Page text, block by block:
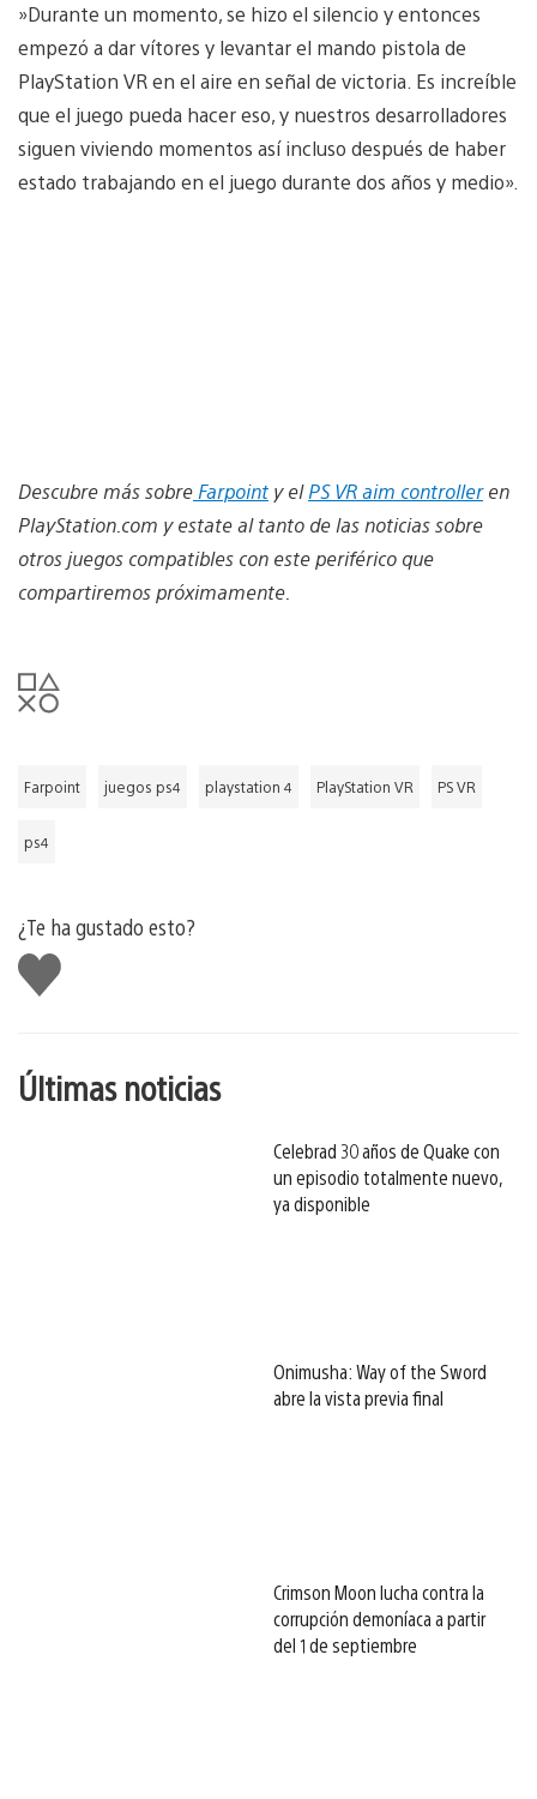
»Durante un momento, se hizo el silencio y entonces
empezó a dar vítores y levantar el mando pistola de
PlayStation VR en el aire en señal de victoria. Es increíble
que el juego pueda hacer eso, y nuestros desarrolladores
siguen viviendo momentos así incluso después de haber
estado trabajando en el juego durante dos años y medio».
Descubre más sobre Farpoint y elPS VR aim controlleren
PlayStation.com y estate al tanto de las noticias sobre
otros juegos compatibles con este periférico que
compartiremos próximamente.
Farpoint juegos ps4 playstation 4 PlayStation VR PS VR
ps4
¿Te ha gustado esto?
Me
gusta
Últimas noticias
Celebrad 30 años de Quake con
un episodio totalmente nuevo,
ya disponible
Onimusha: Way of the Sword
abre la vista previa final
Crimson Moon lucha contra la
corrupción demoníaca a partir
del 1 de septiembre